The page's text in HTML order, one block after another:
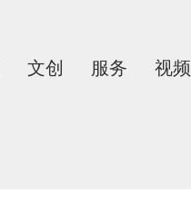
文创 服务 视频